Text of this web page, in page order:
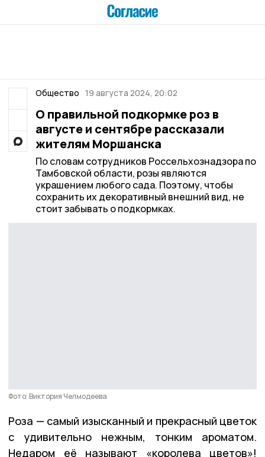
Общество 19 августа 2024, 20:02
О правильной подкормке роз в
августе и сентябре рассказали
жителям Моршанска
По словам сотрудников Россельхознадзора по
Тамбовской области, розы являются
украшением любого сада. Поэтому, чтобы
сохранить их декоративный внешний вид, не
стоит забывать о подкормках.
Фото: Виктория Челмодеева
Роза — самый изысканный и прекрасный цветок
с удивительно нежным, тонким ароматом.
Недаром её называют «королева цветов»!